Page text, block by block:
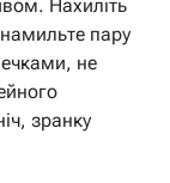
Нахиліть
пару
не
зранку